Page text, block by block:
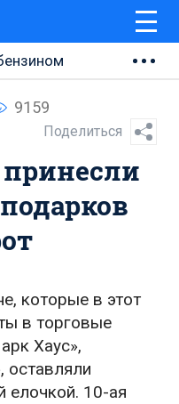
9159
Поделиться
которые в этот
в торговые
Хаус»,
оставляли
елочкой. 10-ая